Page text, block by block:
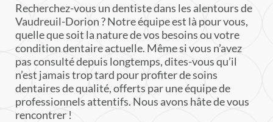
Recherchez-vous un dentiste dans les alentours de
Vaudreuil-Dorion ? Notre équipe est là pour vous,
quelle que soit la nature de vos besoins ou votre
condition dentaire actuelle. Même si vous n’avez
pas consulté depuis longtemps, dites-vous qu’il
n’est jamais trop tard pour profiter de soins
dentaires de qualité, offerts par une équipe de
professionnels attentifs. Nous avons hâte de vous
rencontrer !